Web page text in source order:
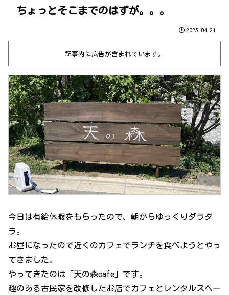
ちょっとそこまでのはずが。。。
2025.04.21
記事内に広告が含まれています。
今日は有給休暇をもらったので、朝からゆっくりダラダ
ラ。
お昼になったので近くのカフェでランチを食べようとやっ
てきました。
やってきたのは「天の森cafe」です。
趣のある古民家を改修したお店でカフェとレンタルスペー